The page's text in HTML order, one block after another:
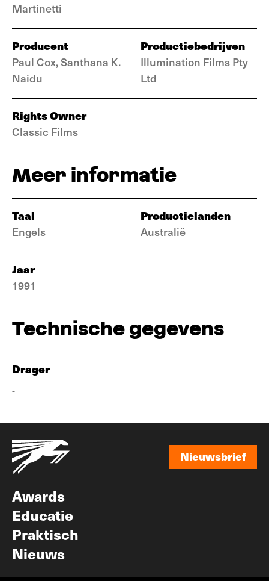
Martinetti
Producent
Paul Cox, Santhana K.
Naidu
Productiebedrijven
Illumination Films Pty
Ltd
Rights Owner
Classic Films
Meer informatie
Taal
Engels
Productielanden
Australië
Jaar
1991
Technische gegevens
Drager
-
Nieuwsbrief
Awards
Educatie
Praktisch
Nieuws